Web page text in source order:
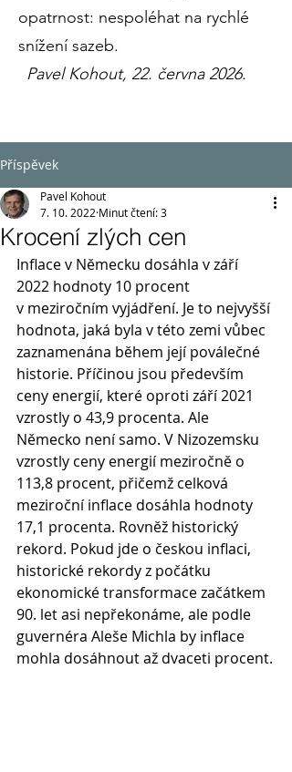
opatrnost: nespoléhat na rychlé
snížení sazeb.
Pavel Kohout, 22. června 2026.
Příspěvek
Krocení zlých cen
Pavel Kohout
7. 10. 2022 Minut čtení: 3
Inflace v Německu dosáhla v září
2022 hodnoty 10 procent
v meziročním vyjádření. Je to nejvyšší
hodnota, jaká byla v této zemi vůbec
zaznamenána během její poválečné
historie. Příčinou jsou především
ceny energií, které oproti září 2021
vzrostly o 43,9 procenta. Ale
Německo není samo. V Nizozemsku
vzrostly ceny energií meziročně o
113,8 procent, přičemž celková
meziroční inflace dosáhla hodnoty
17,1 procenta. Rovněž historický
rekord. Pokud jde o českou inflaci,
historické rekordy z počátku
ekonomické transformace začátkem
90. let asi nepřekonáme, ale podle
guvernéra Aleše Michla by inflace
mohla dosáhnout až dvaceti procent.